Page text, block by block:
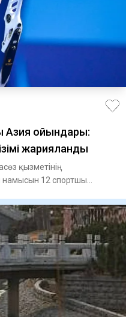
Азия ойындары:
жарияланды
қызметінің
намысын 12 спортшы